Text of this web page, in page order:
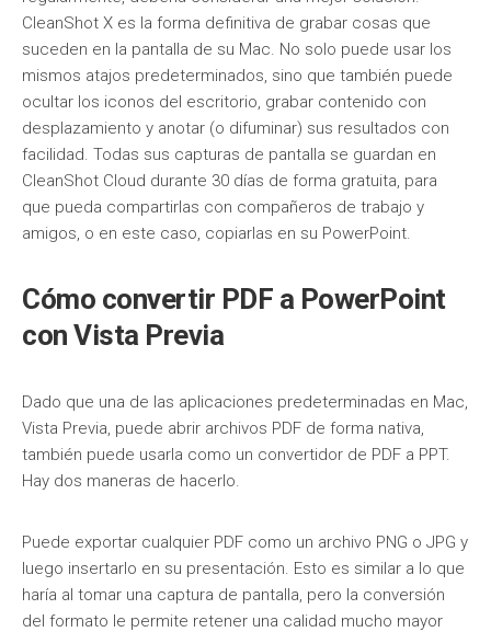
CleanShot X es la forma definitiva de grabar cosas que
suceden en la pantalla de su Mac. No solo puede usar los
mismos atajos predeterminados, sino que también puede
ocultar los iconos del escritorio, grabar contenido con
desplazamiento y anotar (o difuminar) sus resultados con
facilidad. Todas sus capturas de pantalla se guardan en
CleanShot Cloud durante 30 días de forma gratuita, para
que pueda compartirlas con compañeros de trabajo y
amigos, o en este caso, copiarlas en su PowerPoint.
Cómo convertir PDF a PowerPoint
con Vista Previa
Dado que una de las aplicaciones predeterminadas en Mac,
Vista Previa, puede abrir archivos PDF de forma nativa,
también puede usarla como un convertidor de PDF a PPT.
Hay dos maneras de hacerlo.
Puede exportar cualquier PDF como un archivo PNG o JPG y
luego insertarlo en su presentación. Esto es similar a lo que
haría al tomar una captura de pantalla, pero la conversión
del formato le permite retener una calidad mucho mayor